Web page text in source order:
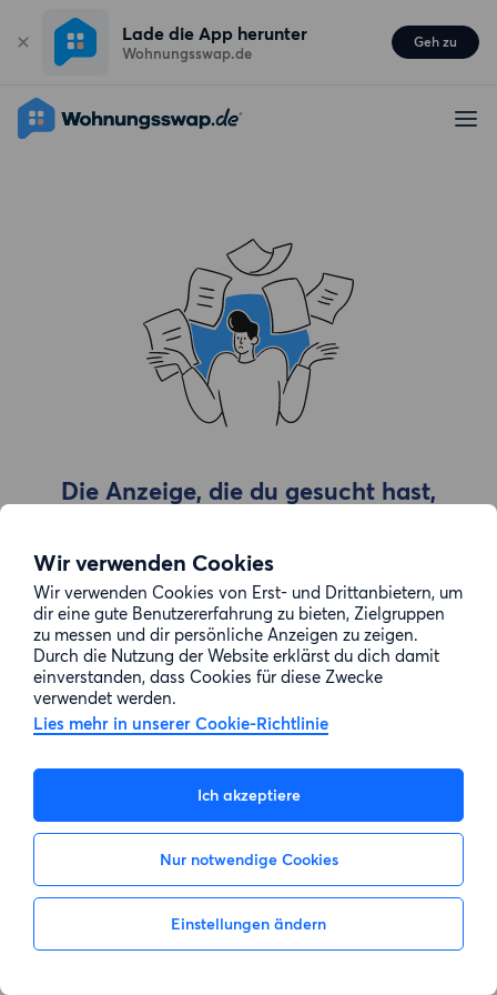
Wir verwenden Cookies
Wir verwenden Cookies von Erst- und Drittanbietern, um
dir eine gute Benutzererfahrung zu bieten, Zielgruppen
zu messen und dir persönliche Anzeigen zu zeigen.
Durch die Nutzung der Website erklärst du dich damit
einverstanden, dass Cookies für diese Zwecke
verwendet werden.
Lies mehr in unserer Cookie-Richtlinie
Ich akzeptiere
Nur notwendige Cookies
Einstellungen ändern
Lade die App herunter
Wohnungsswap.de
Geh zu
Die Anzeige, die du gesucht hast,
Zur Suche gehen